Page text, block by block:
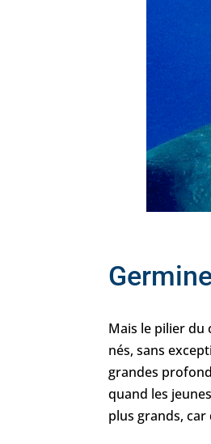
Mais le pilier du
nés, sans
grandes
quand les
plus grands, car